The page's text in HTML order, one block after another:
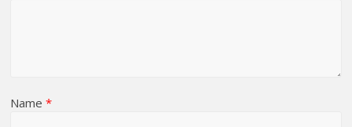
Name*